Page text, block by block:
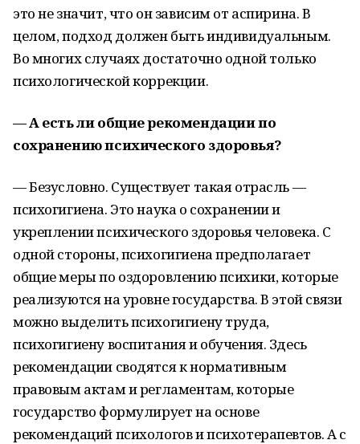
это не значит, что он зависим от аспирина. В
целом, подход должен быть индивидуальным.
Во многих случаях достаточно одной только
психологической коррекции.
— А есть ли общие рекомендации по
сохранению психического здоровья?
— Безусловно. Существует такая отрасль —
психогигиена. Это наука о сохранении и
укреплении психического здоровья человека. С
одной стороны, психогигиена предполагает
общие меры по оздоровлению психики, которые
реализуются на уровне государства. В этой связи
можно выделить психогигиену труда,
психогигиену воспитания и обучения. Здесь
рекомендации сводятся к нормативным
правовым актам и регламентам, которые
государство формулирует на основе
рекомендаций психологов и психотерапевтов. А с